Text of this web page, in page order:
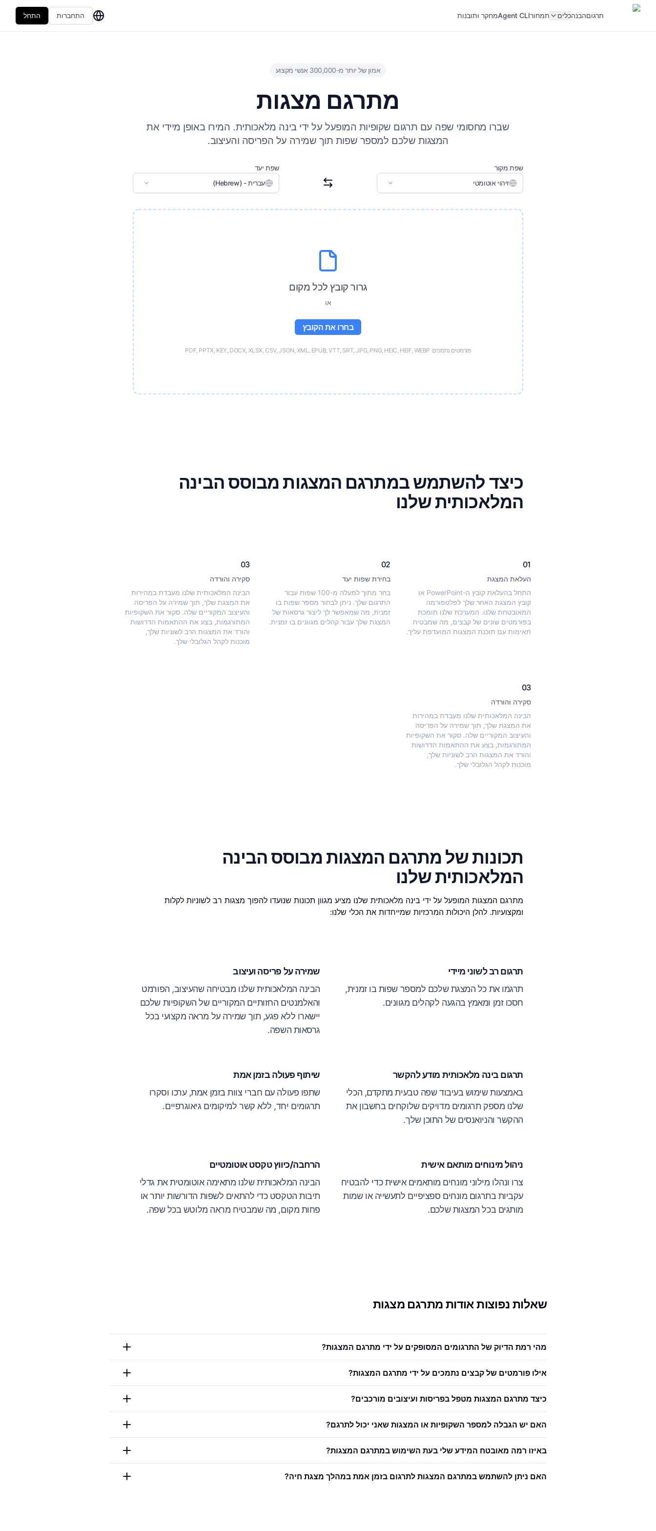
תרגוםהבנהכלים תמחורAgent CLIמחקר ותובנות התחברות התחל
אמון של יותר מ-300,000 אנשי מקצוע
מתרגם מצגות
שברו מחסומי שפה עם תרגום שקופיות המופעל על ידי בינה מלאכותית. המירו באופן מיידי את
המצגות שלכם למספר שפות תוך שמירה על הפריסה והעיצוב.
שפת מקור
זיהוי אוטומטי
שפת יעד
עברית - (Hebrew)
גרור קובץ לכל מקום
או
בחרו את הקובץ
פורמטים נתמכים: PDF, PPTX, KEY, DOCX, XLSX, CSV, JSON, XML, EPUB, VTT, SRT, JPG, PNG, HEIC, HEIF, WEBP
כיצד להשתמש במתרגם המצגות מבוסס הבינה
המלאכותית שלנו
01
העלאת המצגת
התחל בהעלאת קובץ ה-PowerPoint או
קובץ המצגת האחר שלך לפלטפורמה
המאובטחת שלנו. המערכת שלנו תומכת
בפורמטים שונים של קבצים, מה שמבטיח
תאימות עם תוכנת המצגות המועדפת עליך.
02
בחירת שפות יעד
בחר מתוך למעלה מ-100 שפות עבור
התרגום שלך. ניתן לבחור מספר שפות בו
זמנית, מה שמאפשר לך ליצור גרסאות של
המצגת שלך עבור קהלים מגוונים בו זמנית.
03
סקירה והורדה
הבינה המלאכותית שלנו מעבדת במהירות
את המצגת שלך, תוך שמירה על הפריסה
והעיצוב המקוריים שלה. סקור את השקופיות
המתורגמות, בצע את ההתאמות הדרושות
והורד את המצגות הרב לשוניות שלך,
מוכנות לקהל הגלובלי שלך.
03
סקירה והורדה
הבינה המלאכותית שלנו מעבדת במהירות
את המצגת שלך, תוך שמירה על הפריסה
והעיצוב המקוריים שלה. סקור את השקופיות
המתורגמות, בצע את ההתאמות הדרושות
והורד את המצגות הרב לשוניות שלך,
מוכנות לקהל הגלובלי שלך.
תכונות של מתרגם המצגות מבוסס הבינה
המלאכותית שלנו
מתרגם המצגות המופעל על ידי בינה מלאכותית שלנו מציע מגוון תכונות שנועדו להפוך מצגות רב לשוניות לקלות
ומקצועיות. להלן היכולות המרכזיות שמייחדות את הכלי שלנו:
תרגום רב לשוני מיידי
תרגמו את כל המצגת שלכם למספר שפות בו זמנית,
חסכו זמן ומאמץ בהגעה לקהלים מגוונים.
שמירה על פריסה ועיצוב
הבינה המלאכותית שלנו מבטיחה שהעיצוב, הפורמט
והאלמנטים החזותיים המקוריים של השקופיות שלכם
יישארו ללא פגע, תוך שמירה על מראה מקצועי בכל
גרסאות השפה.
תרגום בינה מלאכותית מודע להקשר
באמצעות שימוש בעיבוד שפה טבעית מתקדם, הכלי
שלנו מספק תרגומים מדויקים שלוקחים בחשבון את
ההקשר והניואנסים של התוכן שלך.
שיתוף פעולה בזמן אמת
שתפו פעולה עם חברי צוות בזמן אמת, ערכו וסקרו
תרגומים יחד, ללא קשר למיקומים גיאוגרפיים.
ניהול מינוחים מותאם אישית
צרו ונהלו מילוני מונחים מותאמים אישית כדי להבטיח
עקביות בתרגום מונחים ספציפיים לתעשייה או שמות
מותגים בכל המצגות שלכם.
הרחבה/כיווץ טקסט אוטומטיים
הבינה המלאכותית שלנו מתאימה אוטומטית את גדלי
תיבות הטקסט כדי להתאים לשפות הדורשות יותר או
פחות מקום, מה שמבטיח מראה מלוטש בכל שפה.
שאלות נפוצות אודות מתרגם מצגות
מהי רמת הדיוק של התרגומים המסופקים על ידי מתרגם המצגות?
אילו פורמטים של קבצים נתמכים על ידי מתרגם המצגות?
כיצד מתרגם המצגות מטפל בפריסות ועיצובים מורכבים?
האם יש הגבלה למספר השקופיות או המצגות שאני יכול לתרגם?
באיזו רמה מאובטח המידע שלי בעת השימוש במתרגם המצגות?
האם ניתן להשתמש במתרגם המצגות לתרגום בזמן אמת במהלך מצגת חיה?